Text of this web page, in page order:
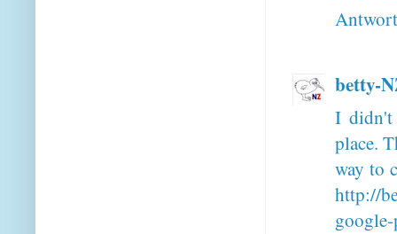
betty-
I didn't
place.
way to
http://